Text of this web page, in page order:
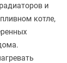
и
котле,